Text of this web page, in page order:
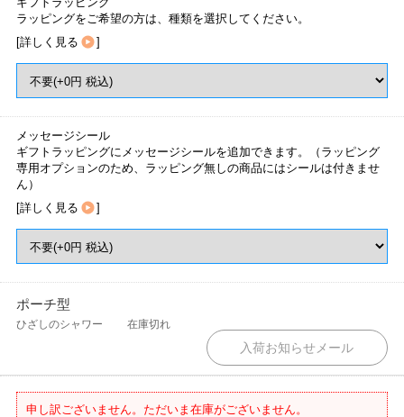
ラッピングをご希望の方は、種類を選択してください。
[詳しく見る ]
メッセージシール
ギフトラッピングにメッセージシールを追加できます。（ラッピング
専用オプションのため、ラッピング無しの商品にはシールは付きませ
ん）
[詳しく見る ]
ポーチ型
ひざしのシャワー 在庫切れ
申し訳ございません。ただいま在庫がございません。